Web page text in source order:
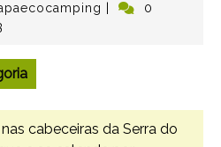
0
cabeceiras da Serra do